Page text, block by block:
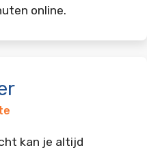
online.
kan je altijd